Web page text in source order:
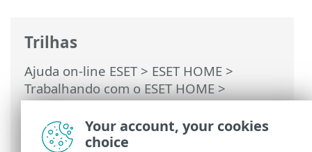
Trilhas
Ajuda on-line ESET> ESET HOME >
Trabalhando com o ESET HOME>
Membros>Recursos ESET atribuídos ao
membro
>Anti-Theft> Dispositivos
protegidos pelo Anti-Theft
Your account, your cookies
choice